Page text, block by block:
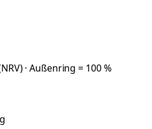
· Außenring = 100 %